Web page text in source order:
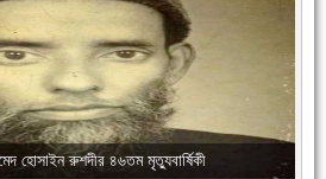
হোসাইন রুশদীর ৪৬তম মৃত্যুবার্ষিকী